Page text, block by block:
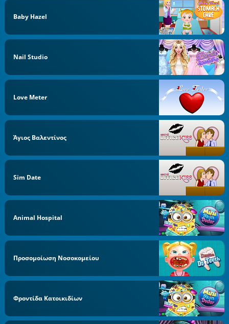
Baby Hazel
Nail Studio
Love Meter
Άγιος Βαλεντίνος
Sim Date
Animal Hospital
Προσομοίωση Νοσοκομείου
Φροντίδα Κατοικιδίων